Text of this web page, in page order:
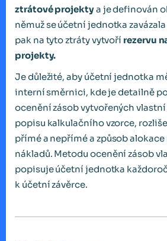
ztrátové projektya je definován
němuž se účetní jednotka
pak na tyto ztráty vytvoří rezervu
projekty.
Je důležité, aby účetní jednotka
interní směrnici, kde je detailně
ocenění zásob vytvořených
popisu kalkulačního vzorce,
přímé a nepřímé a způsob
nákladů. Metodu ocenění zásob
popisuje účetní jednotka
k účetní závěrce.